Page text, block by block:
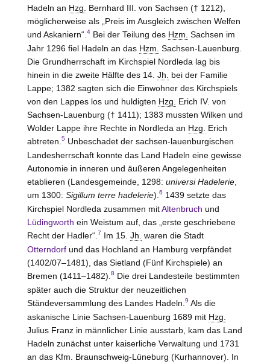
Hadeln an Hzg. Bernhard III. von Sachsen († 1212),
möglicherweise als „Preis im Ausgleich zwischen Welfen
und Askaniern“. 4Bei der Teilung des Hzm. Sachsen im
Jahr 1296 fiel Hadeln an das Hzm. Sachsen-Lauenburg
Die Grundherrschaft im Kirchspiel Nordleda lag bis
hinein in die zweite Hälfte des 14. Jh.
bei der Familie
Lappe; 1382 sagten sich die Einwohner des Kirchspiels
von den Lappes los und huldigten Hzg.
Erich IV. von
Sachsen-Lauenburg († 1411); 1383 mussten Wilken und
Wolder Lappe ihre Rechte in Nordleda an Hzg.
Erich
abtreten. 5Unbeschadet der sachsen-lauenburgischen
Landesherrschaft konnte das Land Hadeln eine gewisse
Autonomie in inneren und äußeren Angelegenheiten
etablieren (Landesgemeinde, 1298: universi Hadelerie,
um 1300: Sigillum terre hadelerie). 6 1439 setzte das
Kirchspiel Nordleda zusammen mitAltenbruch und
Lüdingworth ein Weistum auf, das „erste geschriebene
Recht der Hadler“. 7 Im 15. Jh. waren die Stadt
Otterndorfund das Hochland an Hamburg verpfändet
(1402/07–1481), das Sietland (Fünf Kirchspiele) an
Bremen (1411–1482). 8 Die drei Landesteile bestimmten
später auch die Struktur der neuzeitlichen
Ständeversammlung des Landes Hadeln 9 Als die
askanische Linie Sachsen-Lauenburg 1689 mit Hzg.
Julius Franz in männlicher Linie ausstarb, kam das Land
Hadeln zunächst unter kaiserliche Verwaltung und 1731
an das Kfm. Braunschweig-Lüneburg (Kurhannover). In